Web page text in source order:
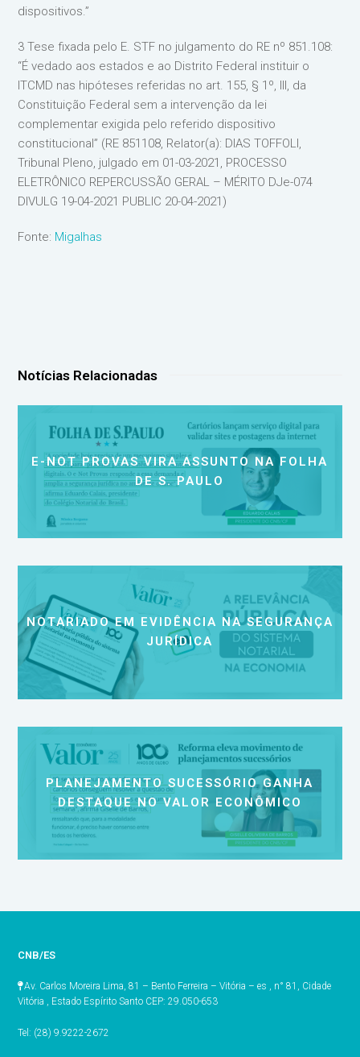
dispositivos.”
3 Tese fixada pelo E. STF no julgamento do RE nº 851.108:
“É vedado aos estados e ao Distrito Federal instituir o
ITCMD nas hipóteses referidas no art. 155, § 1º, III, da
Constituição Federal sem a intervenção da lei
complementar exigida pelo referido dispositivo
constitucional” (RE 851108, Relator(a): DIAS TOFFOLI,
Tribunal Pleno, julgado em 01-03-2021, PROCESSO
ELETRÔNICO REPERCUSSÃO GERAL – MÉRITO DJe-074
DIVULG 19-04-2021 PUBLIC 20-04-2021)
Fonte: Migalhas
Notícias Relacionadas
E-NOT PROVAS VIRA ASSUNTO NA FOLHA
DE S. PAULO
NOTARIADO EM EVIDÊNCIA NA SEGURANÇA
JURÍDICA
PLANEJAMENTO SUCESSÓRIO GANHA
DESTAQUE NO VALOR ECONÔMICO
CNB/ES
Av. Carlos Moreira Lima, 81 – Bento Ferreira – Vitória – es , n° 81, Cidade
Vitória , Estado Espírito Santo CEP: 29.050-653
Tel: (28) 9.9222-2672